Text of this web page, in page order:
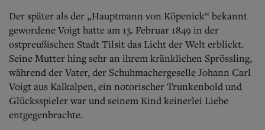
Der später als der „Hauptmann von Köpenick“ bekannt
gewordene Voigt hatte am 13. Februar 1849 in der
ostpreußischen Stadt Tilsit das Licht der Welt erblickt.
Seine Mutter hing sehr an ihrem kränklichen Sprössling,
während der Vater, der Schuhmachergeselle Johann Carl
Voigt aus Kalkalpen, ein notorischer Trunkenbold und
Glücksspieler war und seinem Kind keinerlei Liebe
entgegenbrachte.